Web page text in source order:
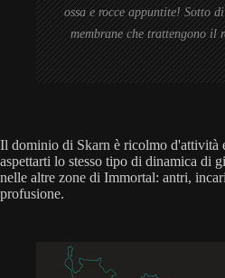
ossa e rocce appuntite! Sotto
membrane che trattengono il
Il dominio di Skarn è ricolmo d'attività
aspettarti lo stesso tipo di dinamica di
nelle altre zone di Immortal: antri,
profusione.